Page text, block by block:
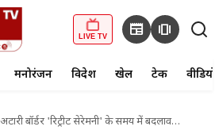
LIVE TV newspaper amp_stories
मनोरंजन विदेश खेल टेक वीडियो
अटारी बॉर्डर 'रिट्रीट सेरेमनी' के समय में बदलाव: अब आधे घंटे की देरी से शुरू होगी परेड; पर्यटकों के लिए नया शेड्यूल जारी